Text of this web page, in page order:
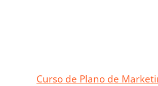
Curso de Plano de